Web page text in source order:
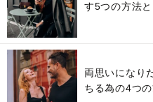
す5つの方法と
両思いになり
ちる為の4つ